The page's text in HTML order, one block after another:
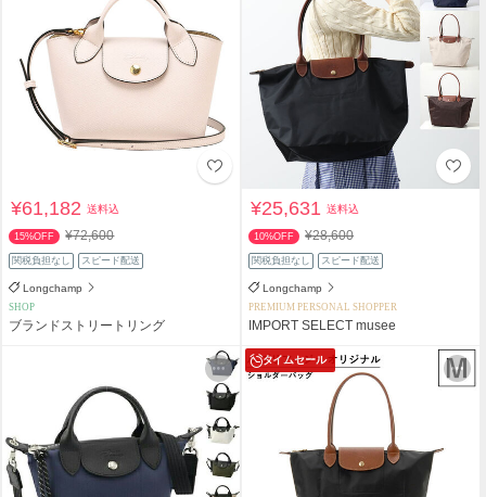
¥61,182送料込
15%OFF ¥72,600
関税負担なし スピード配送
Longchamp
SHOP
ブランドストリートリング
¥25,631送料込
10%OFF ¥28,600
関税負担なし スピード配送
Longchamp
PREMIUM PERSONAL SHOPPER
IMPORT SELECT musee
タイムセール